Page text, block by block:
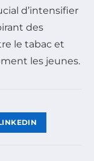
d’intensifier
des
le tabac et
les jeunes.